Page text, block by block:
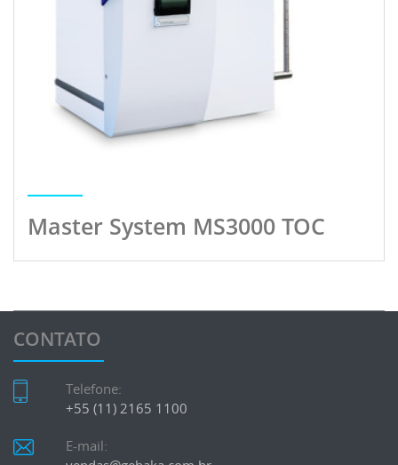
Master System MS3000 TOC
CONTATO
Telefone:
+55 (11) 2165 1100
E-mail: